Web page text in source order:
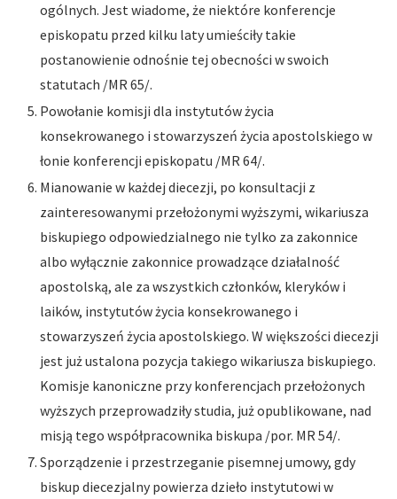
ogólnych. Jest wiadome, że niektóre konferencje
episkopatu przed kilku laty umieściły takie
postanowienie odnośnie tej obecności w swoich
statutach /MR 65/.
Powołanie komisji dla instytutów życia
konsekrowanego i stowarzyszeń życia apostolskiego w
łonie konferencji episkopatu /MR 64/.
Mianowanie w każdej diecezji, po konsultacji z
zainteresowanymi przełożonymi wyższymi, wikariusza
biskupiego odpowiedzialnego nie tylko za zakonnice
albo wyłącznie zakonnice prowadzące działalność
apostolską, ale za wszystkich członków, kleryków i
laików, instytutów życia konsekrowanego i
stowarzyszeń życia apostolskiego. W większości diecezji
jest już ustalona pozycja takiego wikariusza biskupiego.
Komisje kanoniczne przy konferencjach przełożonych
wyższych przeprowadziły studia, już opublikowane, nad
misją tego współpracownika biskupa /por. MR 54/.
Sporządzenie i przestrzeganie pisemnej umowy, gdy
biskup diecezjalny powierza dzieło instytutowi w